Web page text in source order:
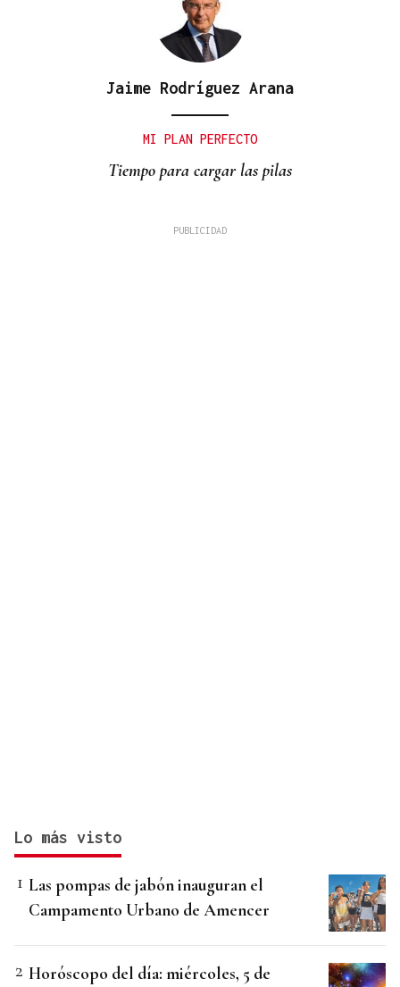
Jaime Rodríguez Arana
MI PLAN PERFECTO
Tiempo para cargar las pilas
Lo más visto
Las pompas de jabón inauguran el
Campamento Urbano de Amencer
Horóscopo del día: miércoles, 5 de